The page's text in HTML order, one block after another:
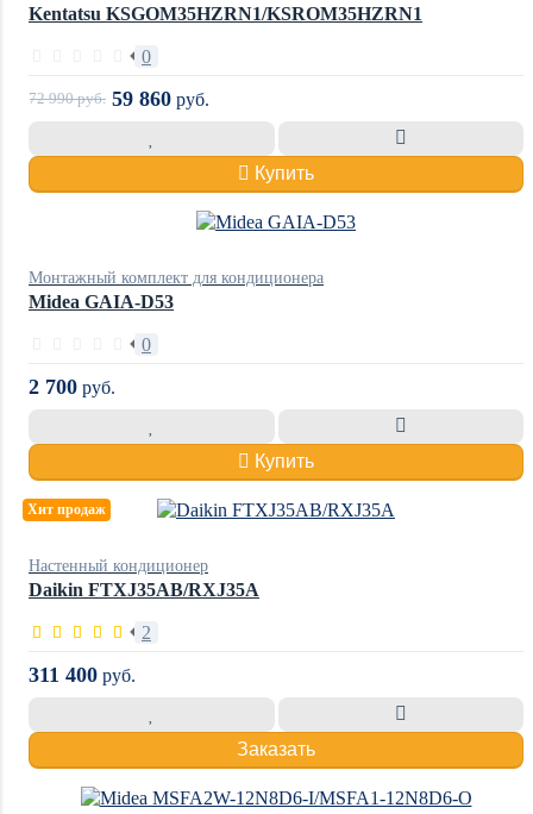
Kentatsu KSGOM35HZRN1/KSROM35HZRN1
0
72 990руб. 59 860 руб.
Купить
Монтажный комплект для кондиционера
Midea GAIA-D53
0
2 700 руб.
Купить
Хит продаж
Настенный кондиционер
Daikin FTXJ35AB/RXJ35A
2
311 400 руб.
Заказать